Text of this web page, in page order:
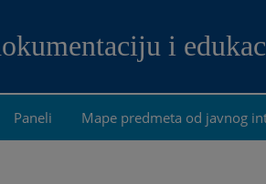
i
Paneli Mape predmeta od javnog